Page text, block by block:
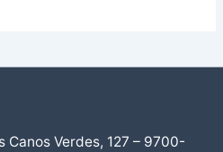
Canos Verdes, 127 – 9700-